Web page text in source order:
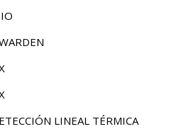
LINEAL TÉRMICA